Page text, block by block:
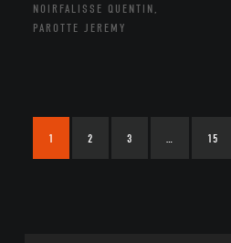
NOIRFALISSE QUENTIN,
PAROTTE JEREMY
1 2 3 15